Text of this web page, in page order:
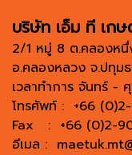
บริษัท เอ็ม ที เก
2/1 หมู่ 8 ต.คลองห
อ.คลองหลวง จ.ปทุม
เวลาทำการ จันทร์
โทรศัพท์ : +66
Fax : +66 (0)2-
อีเมล :